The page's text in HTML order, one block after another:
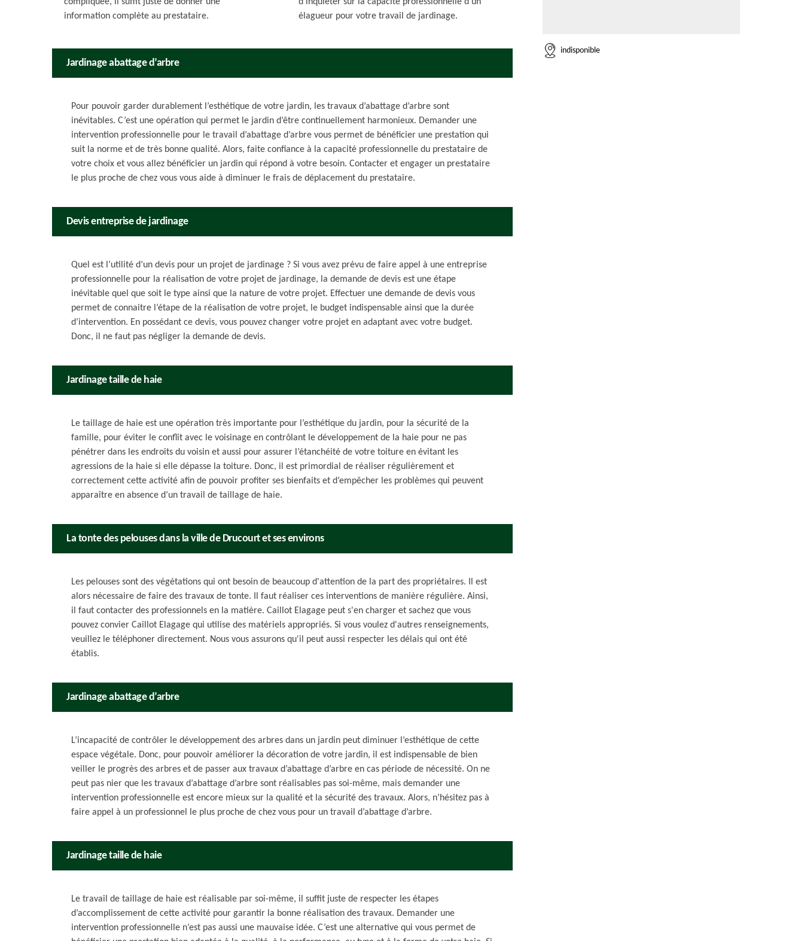
information complète au prestataire.
élagueur pour votre travail de jardinage.
Jardinage abattage d’arbre
Pour pouvoir garder durablement l’esthétique de votre jardin, les travaux d’abattage d’arbre sont
inévitables. C’est une opération qui permet le jardin d’être continuellement harmonieux. Demander une
intervention professionnelle pour le travail d’abattage d’arbre vous permet de bénéficier une prestation qui
suit la norme et de très bonne qualité. Alors, faite confiance à la capacité professionnelle du prestataire de
votre choix et vous allez bénéficier un jardin qui répond à votre besoin. Contacter et engager un prestataire
le plus proche de chez vous vous aide à diminuer le frais de déplacement du prestataire.
Devis entreprise de jardinage
Quel est l’utilité d’un devis pour un projet de jardinage ? Si vous avez prévu de faire appel à une entreprise
professionnelle pour la réalisation de votre projet de jardinage, la demande de devis est une étape
inévitable quel que soit le type ainsi que la nature de votre projet. Effectuer une demande de devis vous
permet de connaitre l’étape de la réalisation de votre projet, le budget indispensable ainsi que la durée
d’intervention. En possédant ce devis, vous pouvez changer votre projet en adaptant avec votre budget.
Donc, il ne faut pas négliger la demande de devis.
Jardinage taille de haie
Le taillage de haie est une opération très importante pour l’esthétique du jardin, pour la sécurité de la
famille, pour éviter le conflit avec le voisinage en contrôlant le développement de la haie pour ne pas
pénétrer dans les endroits du voisin et aussi pour assurer l’étanchéité de votre toiture en évitant les
agressions de la haie si elle dépasse la toiture. Donc, il est primordial de réaliser régulièrement et
correctement cette activité afin de pouvoir profiter ses bienfaits et d’empêcher les problèmes qui peuvent
apparaître en absence d’un travail de taillage de haie.
La tonte des pelouses dans la ville de Drucourt et ses environs
Les pelouses sont des végétations qui ont besoin de beaucoup d'attention de la part des propriétaires. Il est
alors nécessaire de faire des travaux de tonte. Il faut réaliser ces interventions de manière régulière. Ainsi,
il faut contacter des professionnels en la matière. Caillot Elagage peut s'en charger et sachez que vous
pouvez convier Caillot Elagage qui utilise des matériels appropriés. Si vous voulez d'autres renseignements,
veuillez le téléphoner directement. Nous vous assurons qu'il peut aussi respecter les délais qui ont été
établis.
Jardinage abattage d’arbre
L’incapacité de contrôler le développement des arbres dans un jardin peut diminuer l’esthétique de cette
espace végétale. Donc, pour pouvoir améliorer la décoration de votre jardin, il est indispensable de bien
veiller le progrès des arbres et de passer aux travaux d’abattage d’arbre en cas période de nécessité. On ne
peut pas nier que les travaux d’abattage d’arbre sont réalisables pas soi-même, mais demander une
intervention professionnelle est encore mieux sur la qualité et la sécurité des travaux. Alors, n’hésitez pas à
faire appel à un professionnel le plus proche de chez vous pour un travail d’abattage d’arbre.
Jardinage taille de haie
Le travail de taillage de haie est réalisable par soi-même, il suffit juste de respecter les étapes
d’accomplissement de cette activité pour garantir la bonne réalisation des travaux. Demander une
intervention professionnelle n’est pas aussi une mauvaise idée. C’est une alternative qui vous permet de
indisponible